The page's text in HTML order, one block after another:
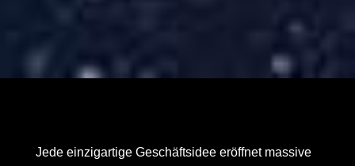
Jede einzigartige Geschäftsidee eröffnet massive